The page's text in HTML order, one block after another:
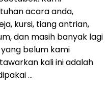
acara anda,
kursi, tiang antrian,
dan masih banyak lagi
belum kami
kali ini adalah
…